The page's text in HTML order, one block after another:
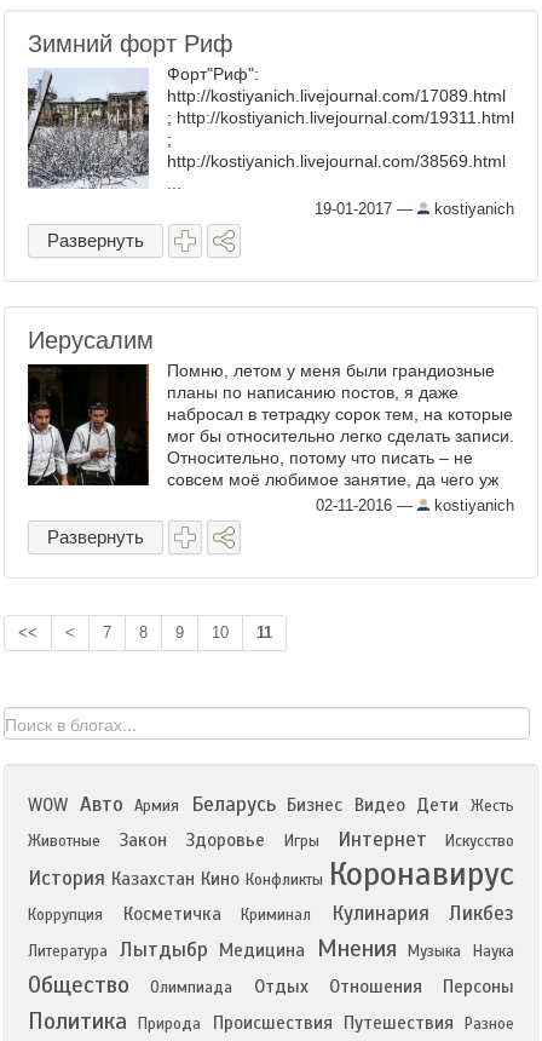
Зимний форт Риф
Форт"Риф":
http://kostiyanich.livejournal.com/17089.html
; http://kostiyanich.livejournal.com/19311.html
;
http://kostiyanich.livejournal.com/38569.html
19-01-2017 — kostiyanich
Развернуть
Иерусалим
Помню, летом у меня были грандиозные
планы по написанию постов, я даже
набросал в тетрадку сорок тем, на которые
мог бы относительно легко сделать записи.
Относительно, потому что писать – не
совсем моё любимое занятие, да чего уж
там, совсем нелюбимое;-) Так вот, ни
одного ...
02-11-2016 — kostiyanich
Развернуть
<< < 7 8 9 10 11
WOW Авто Армия Беларусь Бизнес Видео Дети
Жесть
Животные
Закон Здоровье Игры Интернет Искусство
История Казахстан Кино Конфликты Коронавирус
Коррупция Косметичка Криминал Кулинария Ликбез
Литература Лытдыбр Медицина Мнения Музыка Наука
Общество Олимпиада Отдых Отношения Персоны
Политика Природа Происшествия Путешествия Разное